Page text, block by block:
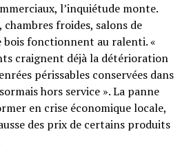
l’inquiétude monte.
froides, salons de
bois fonctionnent au ralenti. «
craignent déjà la détérioration
périssables conservées dans
hors service ». La panne
en crise économique locale,
des prix de certains produits